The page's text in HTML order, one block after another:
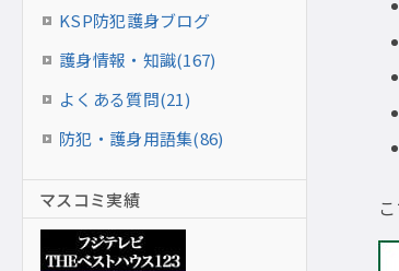
KSP防犯護身ブログ
護身情報・知識(167)
よくある質問(21)
防犯・護身用語集(86)
マスコミ実績